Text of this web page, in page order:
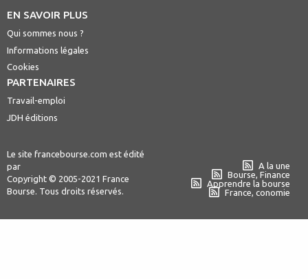
EN SAVOIR PLUS
Qui sommes nous ?
Informations légales
Cookies
PARTENAIRES
Travail-emploi
JDH éditions
Le site francebourse.com est édité
par
Copyright © 2005-2021 France
Bourse. Tous droits réservés.
A la une
Bourse, Finance
Apprendre la bourse
France, conomie